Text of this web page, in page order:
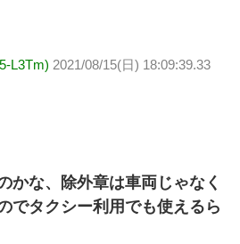
L3Tm) 2021/08/15(日) 18:09:39.33
かな、除外章は車両じゃなく
でタクシー利用でも使えるら